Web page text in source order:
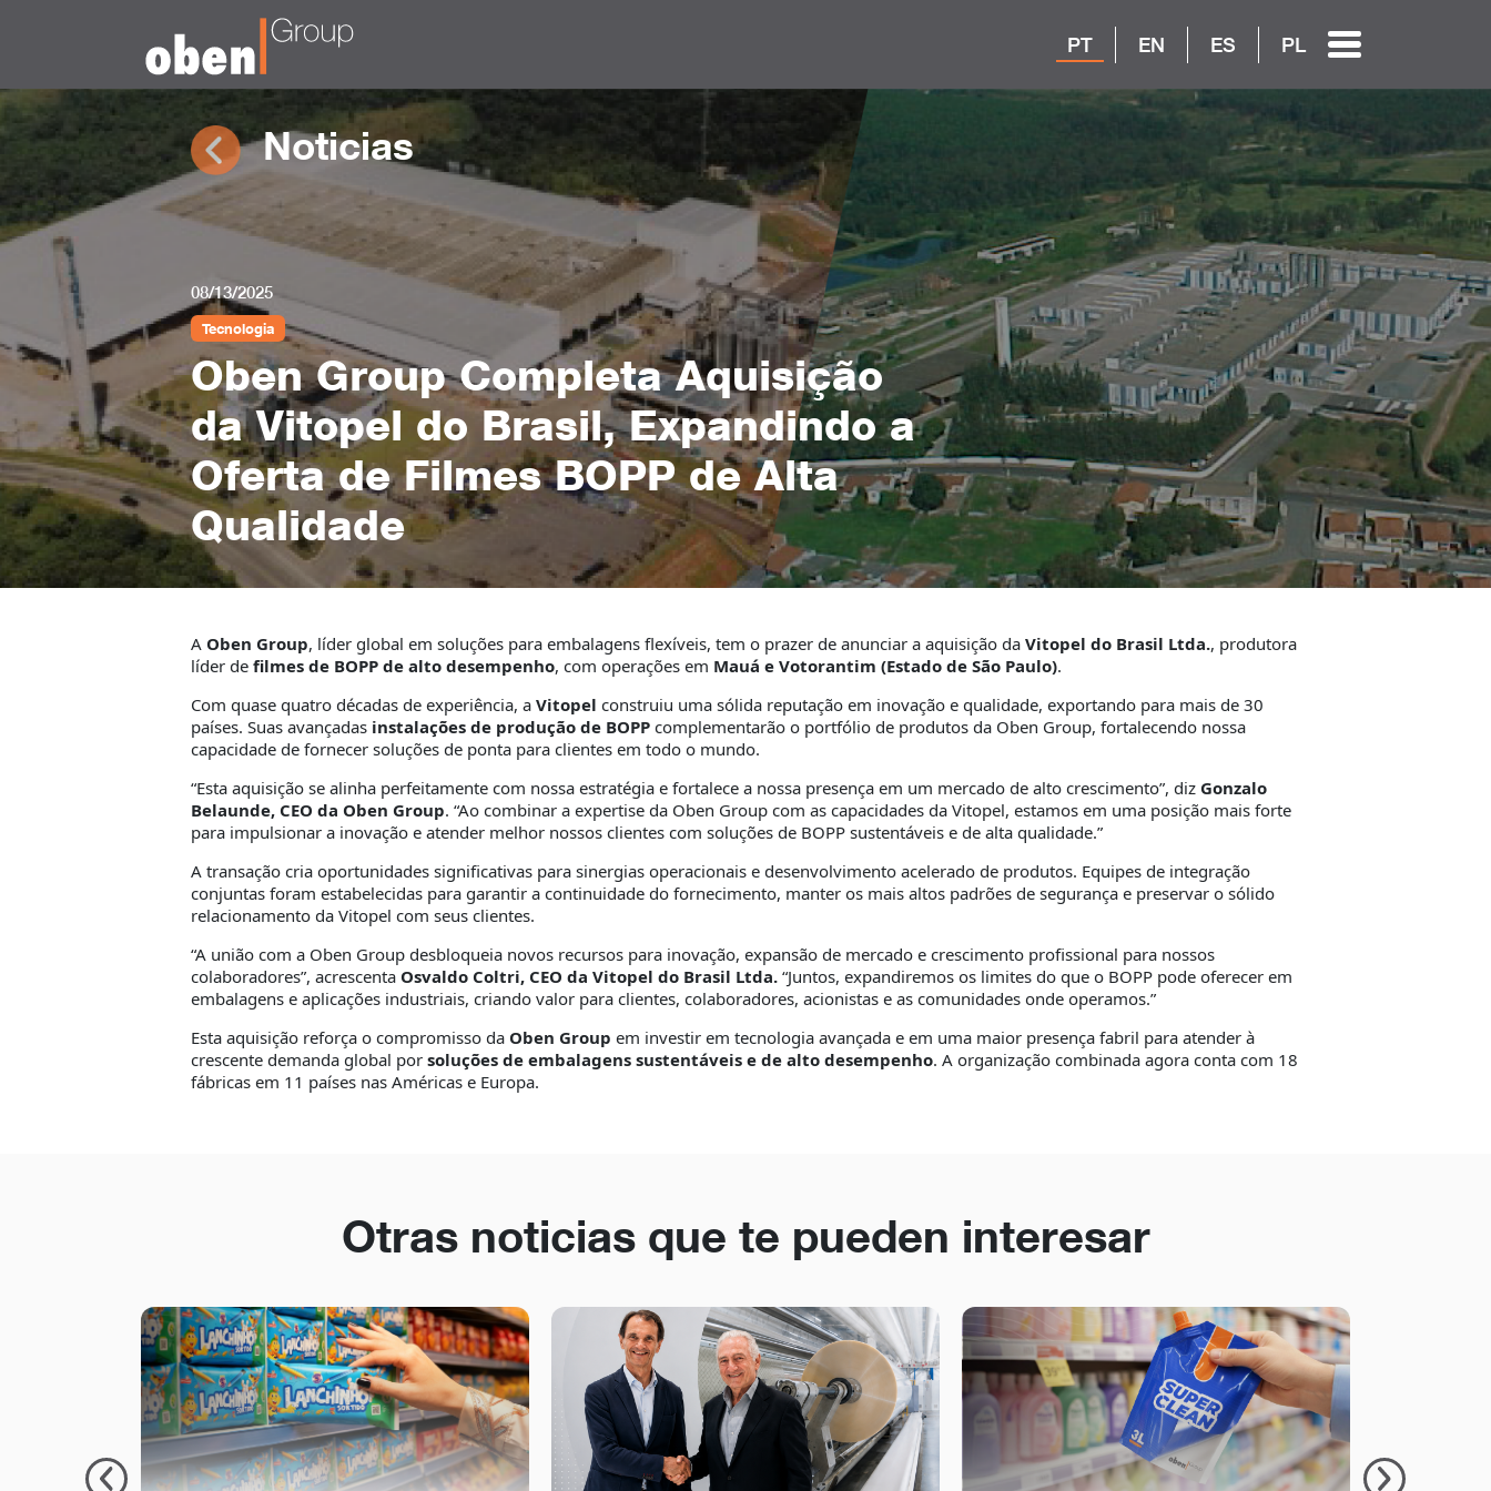
PT EN ES PL
Noticias
08/13/2025
Tecnologia
Oben Group Completa Aquisição
da Vitopel do Brasil, Expandindo a
Oferta de Filmes BOPP de Alta
Qualidade
A Oben Group, líder global em soluções para embalagens flexíveis, tem o prazer de anunciar a aquisição da Vitopel do Brasil Ltda., produtora
líder de filmes de BOPP de alto desempenho, com operações em Mauá e Votorantim (Estado de São Paulo).
Com quase quatro décadas de experiência, a Vitopel construiu uma sólida reputação em inovação e qualidade, exportando para mais de 30
países. Suas avançadas instalações de produção de BOPP complementarão o portfólio de produtos da Oben Group, fortalecendo nossa
capacidade de fornecer soluções de ponta para clientes em todo o mundo.
“Esta aquisição se alinha perfeitamente com nossa estratégia e fortalece a nossa presença em um mercado de alto crescimento”, diz Gonzalo
Belaunde, CEO da Oben Group. “Ao combinar a expertise da Oben Group com as capacidades da Vitopel, estamos em uma posição mais forte
para impulsionar a inovação e atender melhor nossos clientes com soluções de BOPP sustentáveis e de alta qualidade.”
A transação cria oportunidades significativas para sinergias operacionais e desenvolvimento acelerado de produtos. Equipes de integração
conjuntas foram estabelecidas para garantir a continuidade do fornecimento, manter os mais altos padrões de segurança e preservar o sólido
relacionamento da Vitopel com seus clientes.
“A união com a Oben Group desbloqueia novos recursos para inovação, expansão de mercado e crescimento profissional para nossos
colaboradores”, acrescenta Osvaldo Coltri, CEO da Vitopel do Brasil Ltda. “Juntos, expandiremos os limites do que o BOPP pode oferecer em
embalagens e aplicações industriais, criando valor para clientes, colaboradores, acionistas e as comunidades onde operamos.”
Esta aquisição reforça o compromisso da Oben Group em investir em tecnologia avançada e em uma maior presença fabril para atender à
crescente demanda global por soluções de embalagens sustentáveis e de alto desempenho. A organização combinada agora conta com 18
fábricas em 11 países nas Américas e Europa.
Otras noticias que te pueden interesar